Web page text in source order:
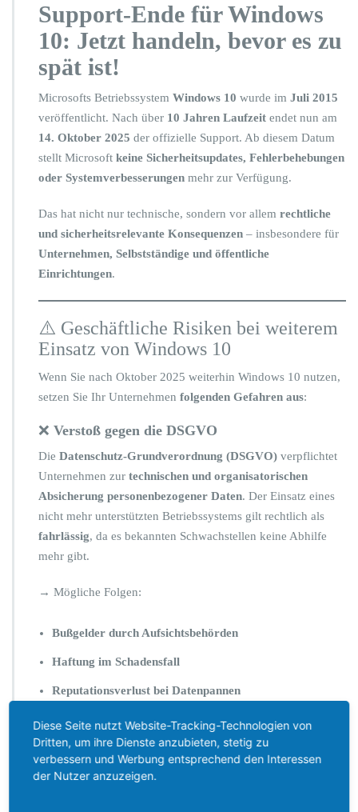
d
o
w
0:
J
e
z
t
a
n
e
r
s
s
p
ä
t
i
s
Support-Ende für Windows
10: Jetzt handeln, bevor es zu
spät ist!
Microsofts Betriebssystem Windows 10 wurde im Juli 2015
veröffentlicht. Nach über 10 Jahren Laufzeit endet nun am
14. Oktober 2025 der offizielle Support. Ab diesem Datum
stellt Microsoft keine Sicherheitsupdates, Fehlerbehebungen
oder Systemverbesserungen mehr zur Verfügung.
Das hat nicht nur technische, sondern vor allem rechtliche
und sicherheitsrelevante Konsequenzen – insbesondere für
Unternehmen, Selbstständige und öffentliche
Einrichtungen.
⚠️ Geschäftliche Risiken bei weiterem
Einsatz von Windows 10
Wenn Sie nach Oktober 2025 weiterhin Windows 10 nutzen,
setzen Sie Ihr Unternehmen folgenden Gefahren aus:
❌ Verstoß gegen die DSGVO
Die Datenschutz-Grundverordnung (DSGVO) verpflichtet
Unternehmen zur technischen und organisatorischen
Absicherung personenbezogener Daten. Der Einsatz eines
nicht mehr unterstützten Betriebssystems gilt rechtlich als
fahrlässig, da es bekannten Schwachstellen keine Abhilfe
mehr gibt.
→ Mögliche Folgen:
Bußgelder durch Aufsichtsbehörden
Haftung im Schadensfall
Reputationsverlust bei Datenpannen
🔓Erhöhte IT-Sicherheitsrisiken
Ohne Sicherheitsupdates sind Windows-10-Systeme leichte
Ziele für:
Diese Seite nutzt Website-Tracking-Technologien von
Dritten, um ihre Dienste anzubieten, stetig zu
verbessern und Werbung entsprechend den Interessen
der Nutzer anzuzeigen.